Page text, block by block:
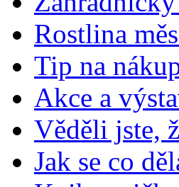
Rostlina
Tip na
Akce a
Věděli jste,
Jak se co